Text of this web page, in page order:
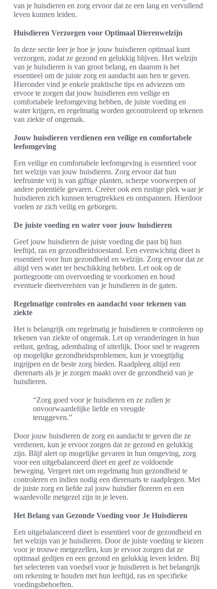
van je huisdieren en zorg ervoor dat ze een lang en vervullend
leven kunnen leiden.
Huisdieren Verzorgen voor Optimaal Dierenwelzijn
In deze sectie leer je hoe je jouw huisdieren optimaal kunt
verzorgen, zodat ze gezond en gelukkig blijven. Het welzijn
van je huisdieren is van groot belang, en daarom is het
essentieel om de juiste zorg en aandacht aan hen te geven.
Hieronder vind je enkele praktische tips en adviezen om
ervoor te zorgen dat jouw huisdieren een veilige en
comfortabele leefomgeving hebben, de juiste voeding en
water krijgen, en regelmatig worden gecontroleerd op tekenen
van ziekte of ongemak.
Jouw huisdieren verdienen een veilige en comfortabele
leefomgeving
Een veilige en comfortabele leefomgeving is essentieel voor
het welzijn van jouw huisdieren. Zorg ervoor dat hun
leefruimte vrij is van giftige planten, scherpe voorwerpen of
andere potentiële gevaren. Creëer ook een rustige plek waar je
huisdieren zich kunnen terugtrekken en ontspannen. Hierdoor
voelen ze zich veilig en geborgen.
De juiste voeding en water voor jouw huisdieren
Geef jouw huisdieren de juiste voeding die past bij hun
leeftijd, ras en gezondheidstoestand. Een evenwichtig dieet is
essentieel voor hun gezondheid en welzijn. Zorg ervoor dat ze
altijd vers water ter beschikking hebben. Let ook op de
portiegrootte om overvoeding te voorkomen en houd
eventuele dieetvereisten van je huisdieren in de gaten.
Regelmatige controles en aandacht voor tekenen van
ziekte
Het is belangrijk om regelmatig je huisdieren te controleren op
tekenen van ziekte of ongemak. Let op veranderingen in hun
eetlust, gedrag, ademhaling of uiterlijk. Door snel te reageren
op mogelijke gezondheidsproblemen, kun je vroegtijdig
ingrijpen en de beste zorg bieden. Raadpleeg altijd een
dierenarts als je je zorgen maakt over de gezondheid van je
huisdieren.
“Zorg goed voor je huisdieren en ze zullen je
onvoorwaardelijke liefde en vreugde
teruggeven.”
Door jouw huisdieren de zorg en aandacht te geven die ze
verdienen, kun je ervoor zorgen dat ze gezond en gelukkig
zijn. Blijf alert op mogelijke gevaren in hun omgeving, zorg
voor een uitgebalanceerd dieet en geef ze voldoende
beweging. Vergeet niet om regelmatig hun gezondheid te
controleren en indien nodig een dierenarts te raadplegen. Met
de juiste zorg en liefde zal jouw huisdier floreren en een
waardevolle metgezel zijn in je leven.
Het Belang van Gezonde Voeding voor Je Huisdieren
Een uitgebalanceerd dieet is essentieel voor de gezondheid en
het welzijn van je huisdieren. Door de juiste voeding te kiezen
voor je trouwe metgezellen, kun je ervoor zorgen dat ze
optimaal gedijen en een gezond en gelukkig leven leiden. Bij
het selecteren van voedsel voor je huisdieren is het belangrijk
om rekening te houden met hun leeftijd, ras en specifieke
voedingsbehoeften.